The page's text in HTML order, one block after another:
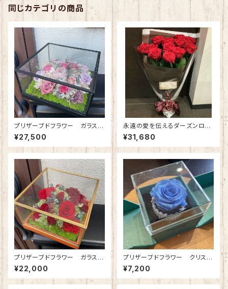
同じカテゴリの商品
プリザーブドフラワー ガラスケ
ース(正方形・大) アンティークピ
ンク
¥27,500
永遠の愛を伝えるダーズンロー
ズ｜12本の赤バラのプリザーブ
ドフラワー花束（プロポーズ専
用） ※受注生産（約３週間）
¥31,680
プリザーブドフラワー ガラスケ
¥22,000
プリザーブドフラワー クリスタ
ルブレス(ジュエリーボックス)プ
ラチナブルー
¥7,200